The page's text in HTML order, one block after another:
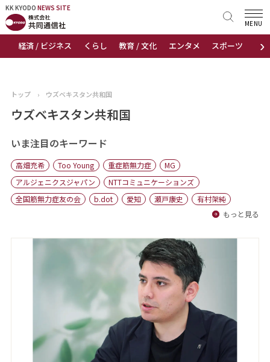
KK KYODO NEWS SITE
›
経済 / ビジネス くらし 教育 / 文化 エンタメ スポーツ 地域
MENU
KK KYODONEWS SITE
トップページ
ニュース
おすすめコンテンツ
出版物
会社概要
トップ › ウズベキスタン共和国
ウズベキスタン共和国
いま注目のキーワード
高畑充希 Too Young 重症筋無力症
MG
アルジェニクスジャパン
NTTコミュニケーションズ
全国筋無力症友の会
b.dot 愛知 瀬戸康史
有村架純
もっと見る